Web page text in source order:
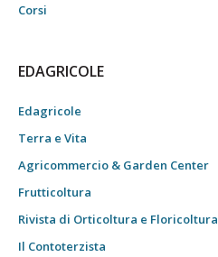
Corsi
EDAGRICOLE
Edagricole
Terra e Vita
Agricommercio & Garden Center
Frutticoltura
Rivista di Orticoltura e Floricoltura
Il Contoterzista